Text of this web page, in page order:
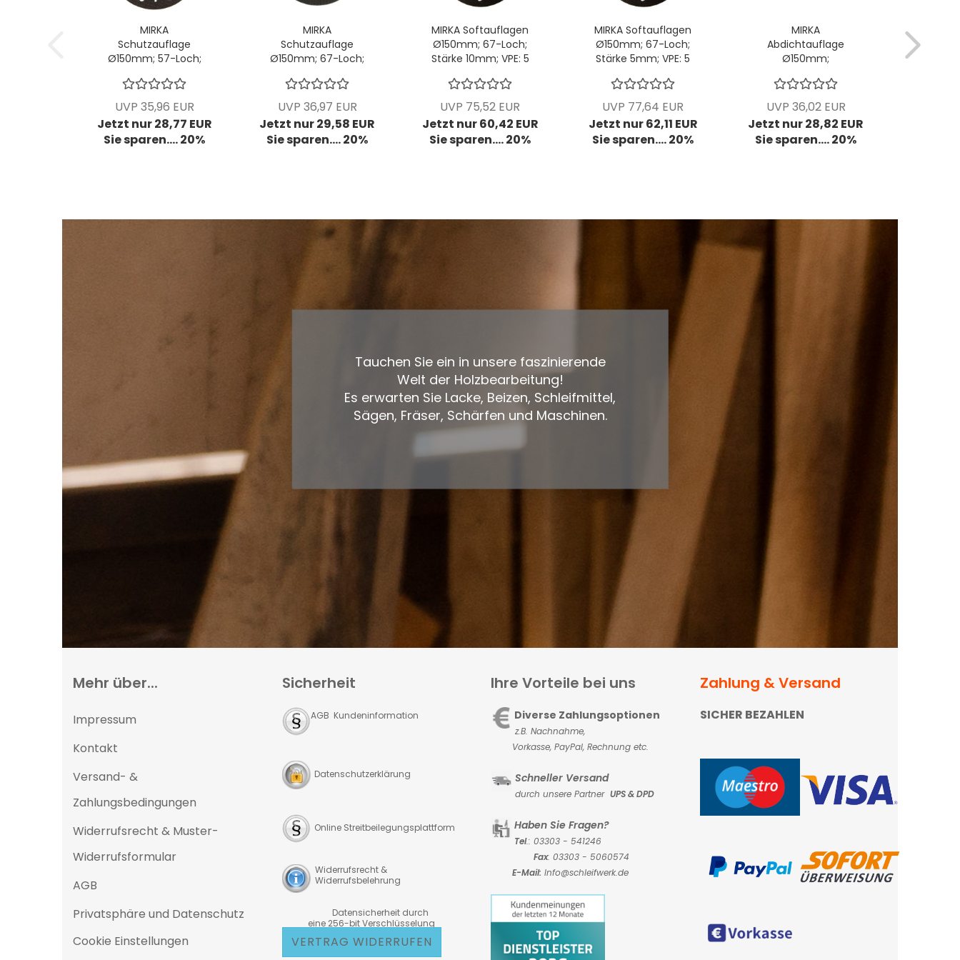
MIRKA
Schutzauflage
Ø150mm; 57-Loch;
UVP 35,96 EUR
Jetzt nur 28,77 EUR
Sie sparen.... 20%
MIRKA
Schutzauflage
Ø150mm; 67-Loch;
UVP 36,97 EUR
Jetzt nur 29,58 EUR
Sie sparen.... 20%
MIRKA Softauflagen
Ø150mm; 67-Loch;
Stärke 10mm; VPE: 5
UVP 75,52 EUR
Jetzt nur 60,42 EUR
Sie sparen.... 20%
MIRKA Softauflagen
Ø150mm; 67-Loch;
Stärke 5mm; VPE: 5
UVP 77,64 EUR
Jetzt nur 62,11 EUR
Sie sparen.... 20%
MIRKA
Abdichtauflage
Ø150mm;
5mm; VPE: 5
Stck/Pck
UVP 36,02 EUR
Jetzt nur 28,82 EUR
Sie sparen.... 20%
Tauchen Sie ein in unsere faszinierende
Welt der Holzbearbeitung!
Es erwarten Sie Lacke, Beizen, Schleifmittel,
Sägen, Fräser, Schärfen und Maschinen.
Mehr über...
Impressum
Kontakt
Versand- &
Zahlungsbedingungen
Widerrufsrecht & Muster-
Widerrufsformular
AGB
Privatsphäre und Datenschutz
Cookie Einstellungen
Sicherheit
AGB Kundeninformation
Datenschutzerklärung
Online Streitbeilegungsplattform
Widerrufsrecht &
Widerrufsbelehrung
Datensicherheit durch
eine 256-bit Verschlüsselung
VERTRAG WIDERRUFEN
Ihre Vorteile bei uns
Diverse Zahlungsoptionen
z.B. Nachnahme,
Vorkasse, PayPal, Rechnung etc.
Schneller Versand
durch unsere Partner UPS & DPD
Haben Sie Fragen?
Tel.: 03303 - 541246
Fax: 03303 - 5060574
E-Mail: Info@schleifwerk.de
Zahlung & Versand
SICHER BEZAHLEN